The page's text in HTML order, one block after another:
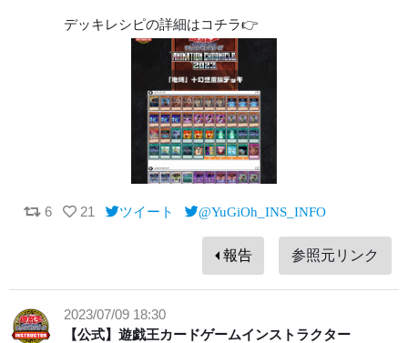
デッキレシピの詳細はコチラ👉
6 21 ツイート @YuGiOh_INS_INFO
報告 参照元リンク
2023/07/09 18:30
【公式】遊戯王カードゲームインストラクター